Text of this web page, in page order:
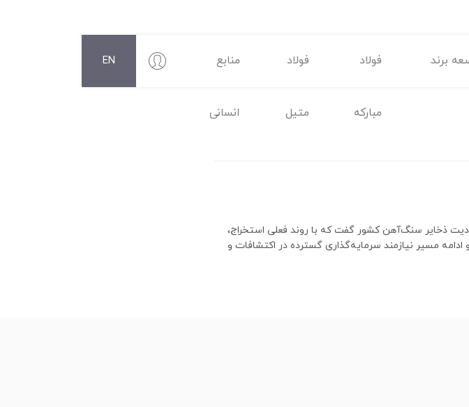
برند فولاد
مبارکه
فولاد
متیل
منابع
انسانی
EN
ذخایر سنگ‌آهن کشور گفت که با روند فعلی استخراج،
تولید را می‌دهد و ادامه مسیر نیازمند سرمایه‌گذاری گسترده در اکتشافات و